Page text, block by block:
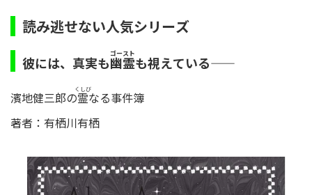
読み逃せない人気シリーズ
彼には、真実も 幽霊
ゴースト も視えている――
濱地健三郎の霊
くしびなる事件簿
著者：有栖川有栖